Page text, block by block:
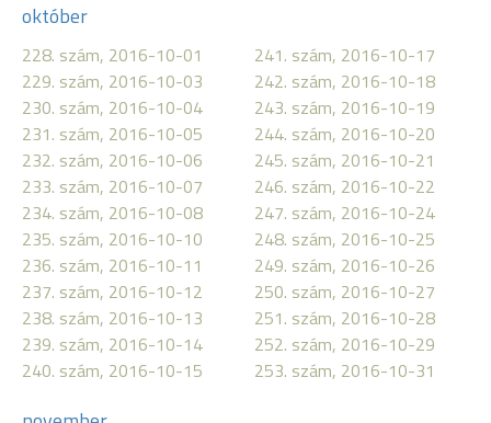
október
228. szám, 2016-10-01
229. szám, 2016-10-03
230. szám, 2016-10-04
231. szám, 2016-10-05
232. szám, 2016-10-06
233. szám, 2016-10-07
234. szám, 2016-10-08
235. szám, 2016-10-10
236. szám, 2016-10-11
237. szám, 2016-10-12
238. szám, 2016-10-13
239. szám, 2016-10-14
240. szám, 2016-10-15
241. szám, 2016-10-17
242. szám, 2016-10-18
243. szám, 2016-10-19
244. szám, 2016-10-20
245. szám, 2016-10-21
246. szám, 2016-10-22
247. szám, 2016-10-24
248. szám, 2016-10-25
249. szám, 2016-10-26
250. szám, 2016-10-27
251. szám, 2016-10-28
252. szám, 2016-10-29
253. szám, 2016-10-31